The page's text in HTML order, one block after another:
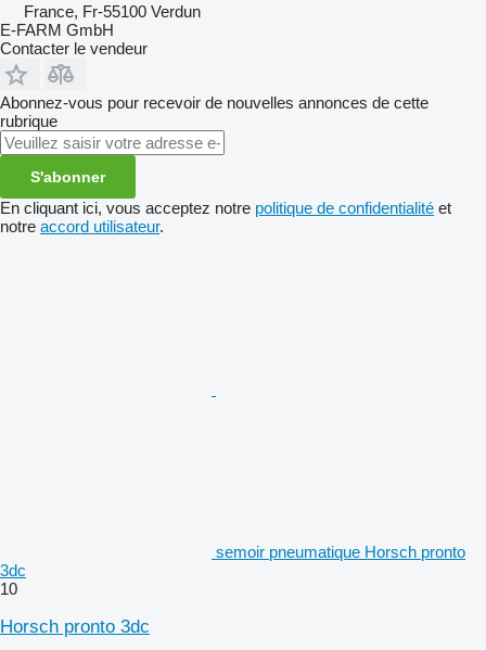
France, Fr-55100 Verdun
E-FARM GmbH
Contacter le vendeur
Abonnez-vous pour recevoir de nouvelles annonces de cette
rubrique
S'abonner
En cliquant ici, vous acceptez notre politique de confidentialité et
notre accord utilisateur.
semoir pneumatique Horsch pronto
3dc
10
Horsch pronto 3dc